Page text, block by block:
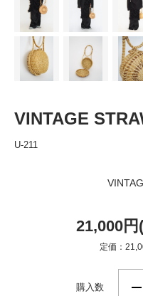
VINTAGE
U-211
21,000
定価：
購入数